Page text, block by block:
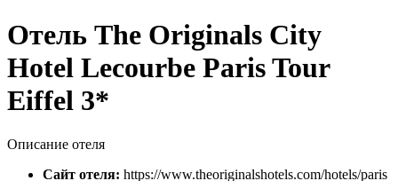
Отель The Originals City
Hotel Lecourbe Paris Tour
Eiffel 3*
Описание отеля
Сайт отеля: https://www.theoriginalshotels.com/hotels/paris